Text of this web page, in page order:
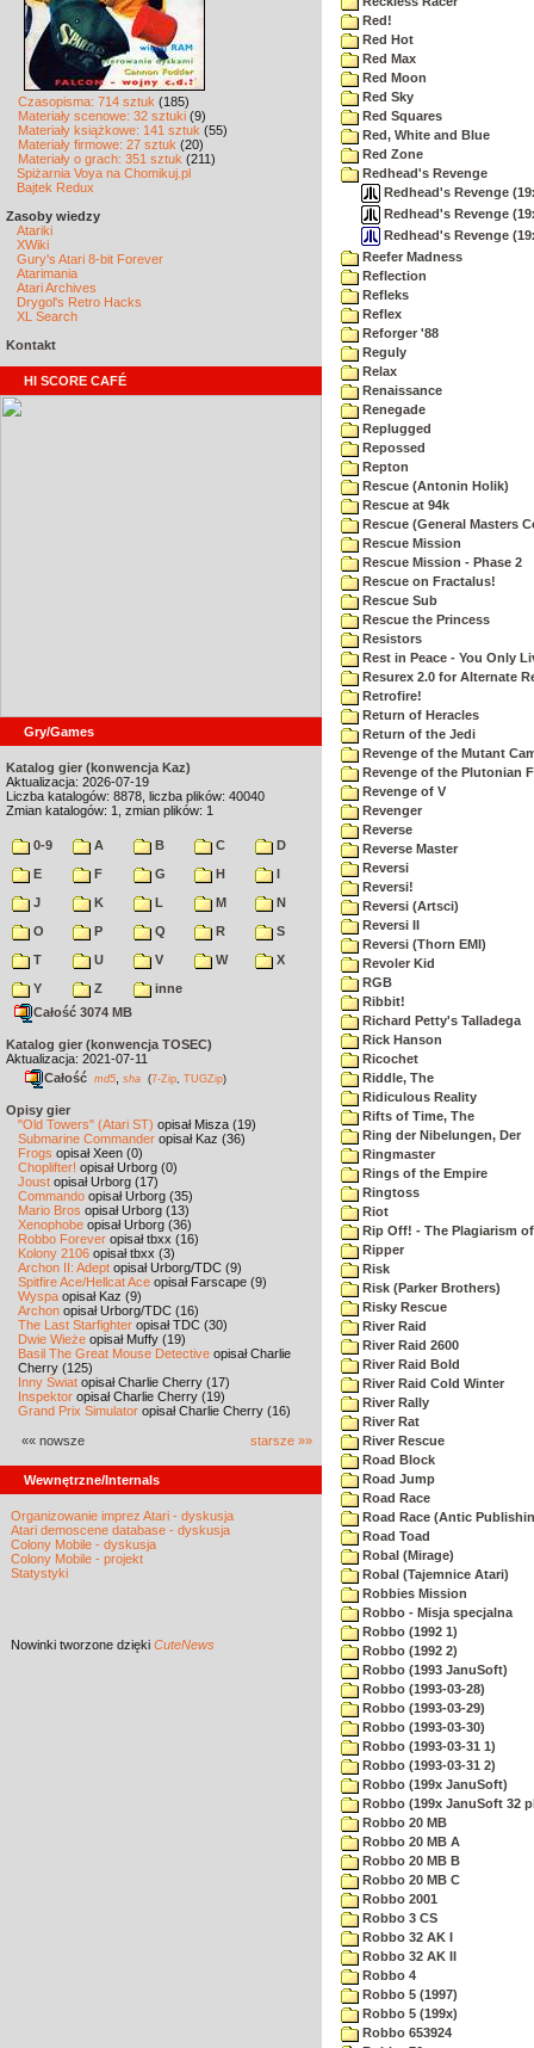
Czasopisma: 714 sztuk (185)
Materiały scenowe: 32 sztuki (9)
Materiały książkowe: 141 sztuk (55)
Materiały firmowe: 27 sztuk (20)
Materiały o grach: 351 sztuk (211)
Spiżarnia Voya na Chomikuj.pl
Bajtek Redux
Zasoby wiedzy
Atariki
XWiki
Gury's Atari 8-bit Forever
Atarimania
Atari Archives
Drygol's Retro Hacks
XL Search
Kontakt
HI SCORE CAFÉ
Gry/Games
Katalog gier (konwencja Kaz)
Aktualizacja: 2026-07-19
Liczba katalogów: 8878, liczba plików: 40040
Zmian katalogów: 1, zmian plików: 1
0-9 A B C
D
E
F G H
I
J
K L M
N
O
P Q R
S
T
U V W
X
Y
Z
inne
Całość 3074 MB
Katalog gier (konwencja TOSEC)
Aktualizacja: 2021-07-11
Całość md5 sha (7-Zip TUGZip)
Opisy gier
"Old Towers" (Atari ST) opisał Misza (19)
Submarine Commander opisał Kaz (36)
Frogs opisał Xeen (0)
Choplifter! opisał Urborg (0)
Joust opisał Urborg (17)
Commando opisał Urborg (35)
Mario Bros opisał Urborg (13)
Xenophobe opisał Urborg (36)
Robbo Forever opisał tbxx (16)
Kolony 2106 opisał tbxx (3)
Archon II: Adept opisał Urborg/TDC (9)
Spitfire Ace/Hellcat Ace opisał Farscape (9)
Wyspa opisał Kaz (9)
Archon opisał Urborg/TDC (16)
The Last Starfighter opisał TDC (30)
Dwie Wieże opisał Muffy (19)
Basil The Great Mouse Detective opisał Charlie
Cherry (125)
Inny Świat opisał Charlie Cherry (17)
Inspektor opisał Charlie Cherry (19)
Grand Prix Simulator opisał Charlie Cherry (16)
«« nowsze starsze »»
Wewnętrzne/Internals
Organizowanie imprez Atari - dyskusja
Atari demoscene database - dyskusja
Colony Mobile - dyskusja
Colony Mobile - projekt
Statystyki
Nowinki tworzone dzięki CuteNews
Red!
Red Hot
Red Max
Red Moon
Red Sky
Red Squares
Red, White and Blue
Red Zone
Redhead's Revenge
Redhead's Revenge
Redhead's Revenge
Redhead's Revenge
Reefer Madness
Reflection
Refleks
Reflex
Reforger '88
Reguly
Relax
Renaissance
Renegade
Replugged
Repossed
Repton
Rescue (Antonin Holik)
Rescue at 94k
Rescue (General Masters
Rescue Mission
Rescue Mission - Phase 2
Rescue on Fractalus!
Rescue Sub
Rescue the Princess
Resistors
Rest in Peace - You Only
Resurex 2.0 for Alternate
Retrofire!
Return of Heracles
Return of the Jedi
Revenge of the Mutant
Revenge of the Plutonian
Revenge of V
Revenger
Reverse
Reverse Master
Reversi
Reversi!
Reversi (Artsci)
Reversi II
Reversi (Thorn EMI)
Revoler Kid
RGB
Ribbit!
Richard Petty's Talladega
Rick Hanson
Ricochet
Riddle, The
Ridiculous Reality
Rifts of Time, The
Ring der Nibelungen, Der
Ringmaster
Rings of the Empire
Ringtoss
Riot
Rip Off! - The Plagiarism of
Ripper
Risk
Risk (Parker Brothers)
Risky Rescue
River Raid
River Raid 2600
River Raid Bold
River Raid Cold Winter
River Rally
River Rat
River Rescue
Road Block
Road Jump
Road Race
Road Race (Antic
Road Toad
Robal (Mirage)
Robal (Tajemnice Atari)
Robbies Mission
Robbo - Misja specjalna
Robbo (1992 1)
Robbo (1992 2)
Robbo (1993 JanuSoft)
Robbo (1993-03-28)
Robbo (1993-03-29)
Robbo (1993-03-30)
Robbo (1993-03-31 1)
Robbo (1993-03-31 2)
Robbo (199x JanuSoft)
Robbo (199x JanuSoft 32
Robbo 20 MB
Robbo 20 MB A
Robbo 20 MB B
Robbo 20 MB C
Robbo 2001
Robbo 3 CS
Robbo 32 AK I
Robbo 32 AK II
Robbo 4
Robbo 5 (1997)
Robbo 5 (199x)
Robbo 653924